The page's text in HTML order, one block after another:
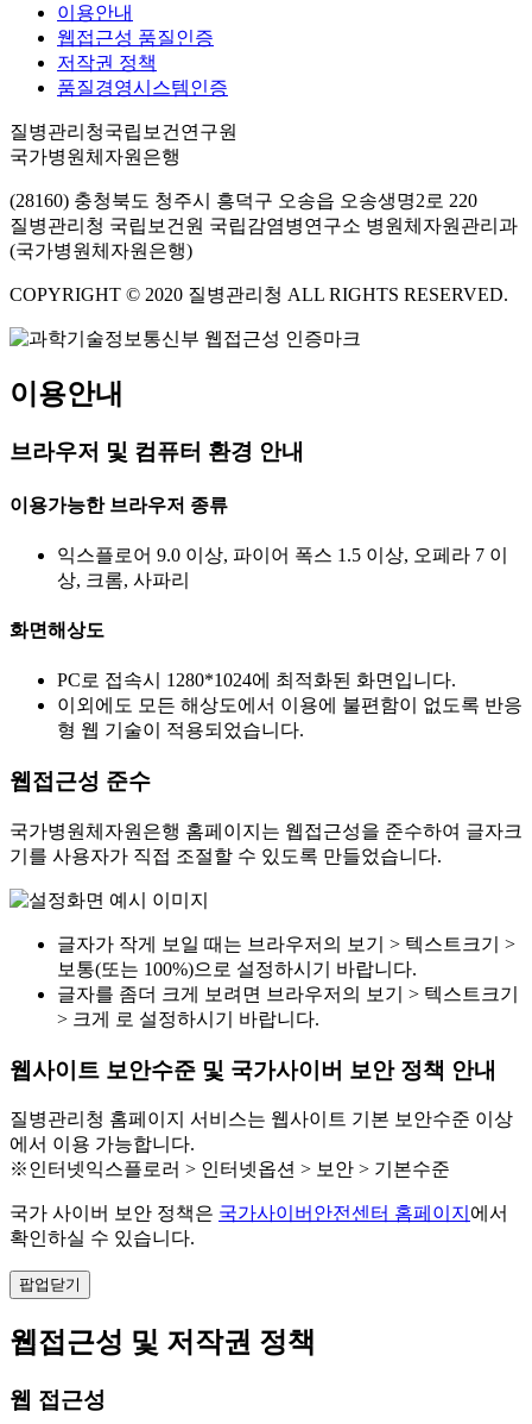
이용안내
웹접근성 품질인증
저작권 정책
품질경영시스템인증
질병관리청국립보건연구원
국가병원체자원은행
(28160) 충청북도 청주시 흥덕구 오송읍 오송생명2로 220
질병관리청 국립보건원 국립감염병연구소 병원체자원관리과
(국가병원체자원은행)
COPYRIGHT © 2020 질병관리청 ALL RIGHTS RESERVED.
이용안내
브라우저 및 컴퓨터 환경 안내
이용가능한 브라우저 종류
익스플로어 9.0 이상, 파이어 폭스 1.5 이상, 오페라 7 이
상, 크롬, 사파리
화면해상도
PC로 접속시 1280*1024에 최적화된 화면입니다.
이외에도 모든 해상도에서 이용에 불편함이 없도록 반응
형 웹 기술이 적용되었습니다.
웹접근성 준수
국가병원체자원은행 홈페이지는 웹접근성을 준수하여 글자크
기를 사용자가 직접 조절할 수 있도록 만들었습니다.
글자가 작게 보일 때는 브라우저의 보기 > 텍스트크기 >
보통(또는 100%)으로 설정하시기 바랍니다.
글자를 좀더 크게 보려면 브라우저의 보기 > 텍스트크기
> 크게 로 설정하시기 바랍니다.
웹사이트 보안수준 및 국가사이버 보안 정책 안내
질병관리청 홈페이지 서비스는 웹사이트 기본 보안수준 이상
에서 이용 가능합니다.
※인터넷익스플로러 > 인터넷옵션 > 보안 > 기본수준
국가 사이버 보안 정책은 국가사이버안전센터 홈페이지 에서
확인하실 수 있습니다.
팝업닫기
웹접근성 및 저작권 정책
웹 접근성